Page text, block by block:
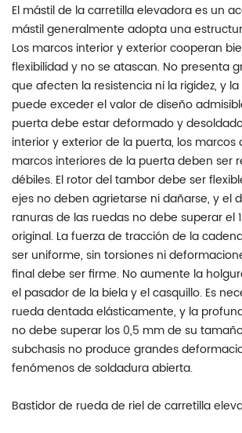
El mástil de la carretilla elevadora es un
mástil generalmente adopta una
Los marcos interior y exterior cooperan
flexibilidad y no se atascan. No presenta
que afecten la resistencia ni la rigidez, y
puede exceder el valor de diseño
puerta debe estar deformado y
interior y exterior de la puerta, los marcos
marcos interiores de la puerta deben ser
débiles. El rotor del tambor debe ser
ejes no deben agrietarse ni dañarse, y el
ranuras de las ruedas no debe superar el
original. La fuerza de tracción de la
ser uniforme, sin torsiones ni
final debe ser firme. No aumente la
el pasador de la biela y el casquillo. Es
rueda dentada elásticamente, y la
no debe superar los 0,5 mm de su
subchasis no produce grandes
fenómenos de soldadura abierta.
Bastidor de rueda de riel de carretilla